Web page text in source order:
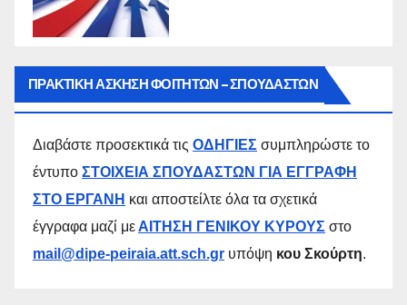
ΠΡΑΚΤΙΚΗ ΑΣΚΗΣΗ ΦΟΙΤΗΤΩΝ – ΣΠΟΥΔΑΣΤΩΝ
Διαβάστε προσεκτικά τις ΟΔΗΓΙΕΣ συμπληρώστε το
έντυπο ΣΤΟΙΧΕΙΑ ΣΠΟΥΔΑΣΤΩΝ ΓΙΑ ΕΓΓΡΑΦΗ
ΣΤΟ ΕΡΓΑΝΗ και αποστείλτε όλα τα σχετικά
έγγραφα μαζί μεΑΙΤΗΣΗ ΓΕΝΙΚΟΥ ΚΥΡΟΥΣ στο
mail@dipe-peiraia.att.sch.gr υπόψη κου Σκούρτη.